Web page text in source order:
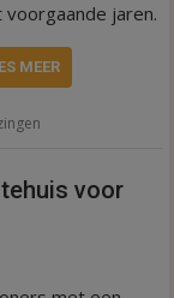
voorgaande jaren.
MEER
voor